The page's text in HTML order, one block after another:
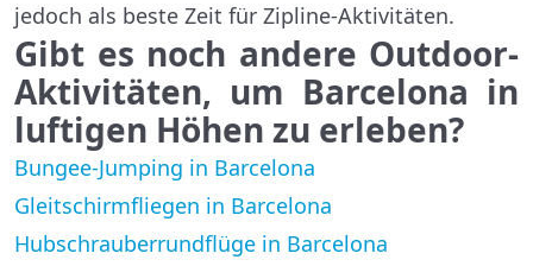
jedoch als beste Zeit für Zipline-Aktivitäten.
Gibt es noch andere Outdoor-
Aktivitäten, um Barcelona in
luftigen Höhen zu erleben?
Bungee-Jumping in Barcelona
Gleitschirmfliegen in Barcelona
Hubschrauberrundflüge in Barcelona